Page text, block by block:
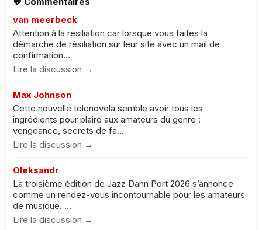
van meerbeck
Attention à la résiliation car lorsque vous faites la
démarche de résiliation sur leur site avec un mail de
confirmation...
Lire la discussion →
Max Johnson
Cette nouvelle telenovela semble avoir tous les
ingrédients pour plaire aux amateurs du genre :
vengeance, secrets de fa...
Lire la discussion →
Oleksandr
La troisième édition de Jazz Dann Port 2026 s’annonce
comme un rendez-vous incontournable pour les amateurs
de musique. ...
Lire la discussion →